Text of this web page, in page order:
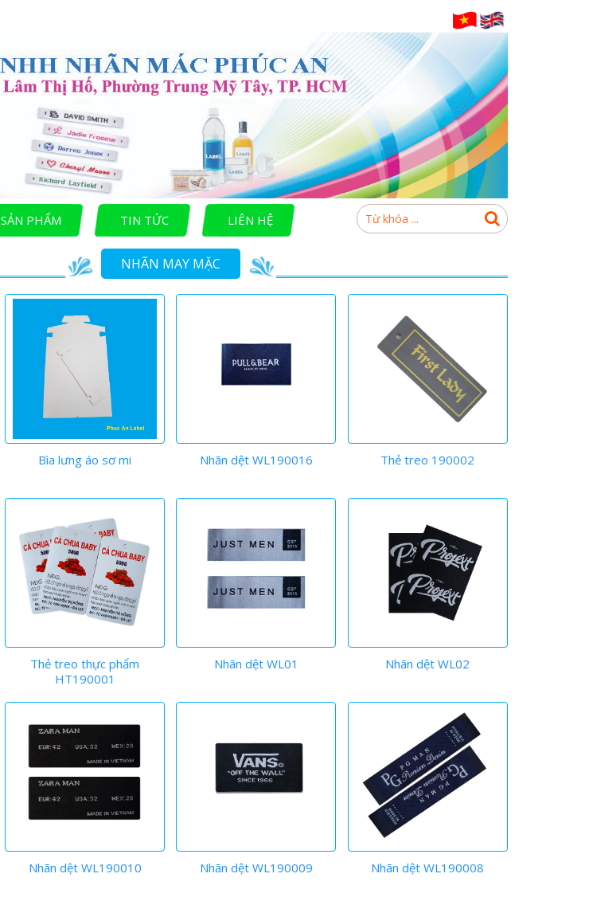
SẢN PHẨM TIN TỨC LIÊN HỆ
NHÃN MAY MẶC
Bìa lưng áo sơ mi Nhãn dệt WL190016 Thẻ treo 190002
Thẻ treo thực phẩm
HT190001
Nhãn dệt WL01 Nhãn dệt WL02
Nhãn dệt WL190010 Nhãn dệt WL190009 Nhãn dệt WL190008